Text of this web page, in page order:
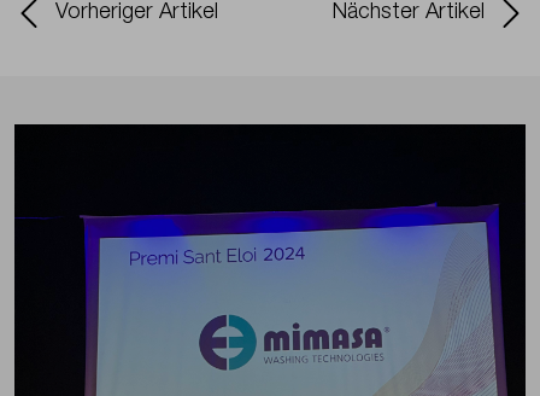
Vorheriger Artikel Nächster Artikel